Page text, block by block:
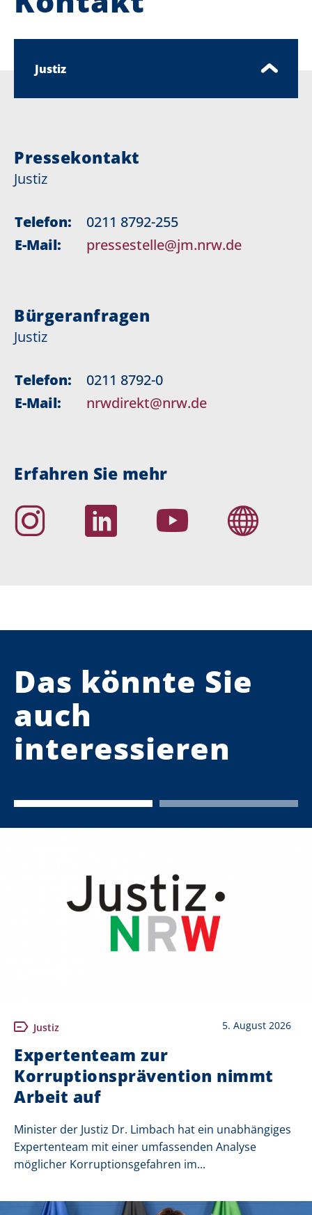
Justiz
Pressekontakt
Justiz
Telefon:
0211 8792-255
E-Mail:
pressestelle@jm.nrw.de
Bürgeranfragen
Justiz
Telefon:
0211 8792-0
E-Mail:
nrwdirekt@nrw.de
Erfahren Sie mehr
Das könnte Sie
auch
interessieren
Justiz 5. August 2026
Expertenteam zur
Korruptionsprävention nimmt
Arbeit auf
Minister der Justiz Dr. Limbach hat ein unabhängiges
Expertenteam mit einer umfassenden Analyse
möglicher Korruptionsgefahren im...